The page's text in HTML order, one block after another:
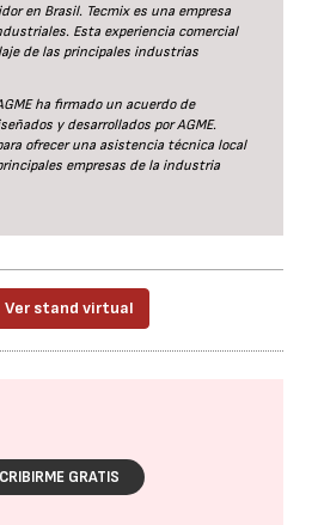
en Brasil. Tecmix es una empresa
Esta experiencia comercial
de las principales industrias
ha firmado un acuerdo de
y desarrollados por AGME.
ofrecer una asistencia técnica local
empresas de la industria
Ver stand virtual
GRATIS